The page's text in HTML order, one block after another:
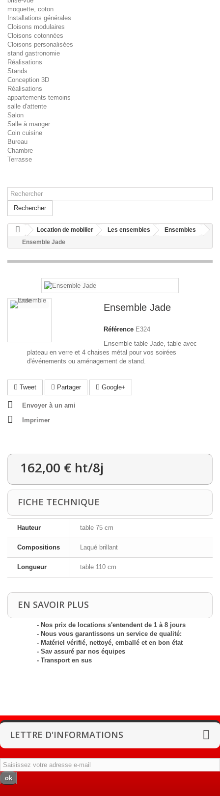
moquette, coton
Installations générales
Cloisons modulaires
Cloisons cotonnées
Cloisons personalisées
stand gastronomie
Réalisations
Stands
Conception 3D
Réalisations
appartements temoins
salle d'attente
Salon
Salle à manger
Coin cuisine
Bureau
Chambre
Terrasse
Rechercher
Location de mobilier Les ensembles
Ensembles
Ensemble Jade
Ensemble Jade
Référence E324
Ensemble table Jade, table avec
plateau en verre et 4 chaises métal pour vos soirées
d'événements ou aménagement de stand.
Tweet Partager Google+
Envoyer à un ami
Imprimer
162,00 € ht/8j
FICHE TECHNIQUE
Hauteur table 75 cm
Compositions Laqué brillant
Longueur table 110 cm
EN SAVOIR PLUS
- Nos prix de locations s'entendent de 1 à 8 jours
- Nous vous garantissons un service de qualité:
- Matériel vérifié, nettoyé, emballé et en bon état
- Sav assuré par nos équipes
- Transport en sus
LETTRE D'INFORMATIONS
ok